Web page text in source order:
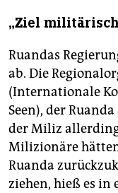
„Ziel
Ruandas
ab. Die
(Internationale
Seen), der
der Miliz
Milizionäre
Ruanda
ziehen, hieß es in